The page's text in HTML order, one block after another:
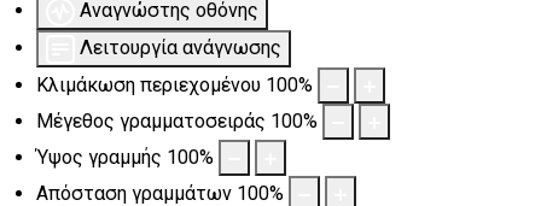
Αναγνώστης οθόνης
Λειτουργία ανάγνωσης
Κλιμάκωση περιεχομένου 100%
Μέγεθος γραμματοσειράς 100%
Ύψος γραμμής 100%
Απόσταση γραμμάτων 100%